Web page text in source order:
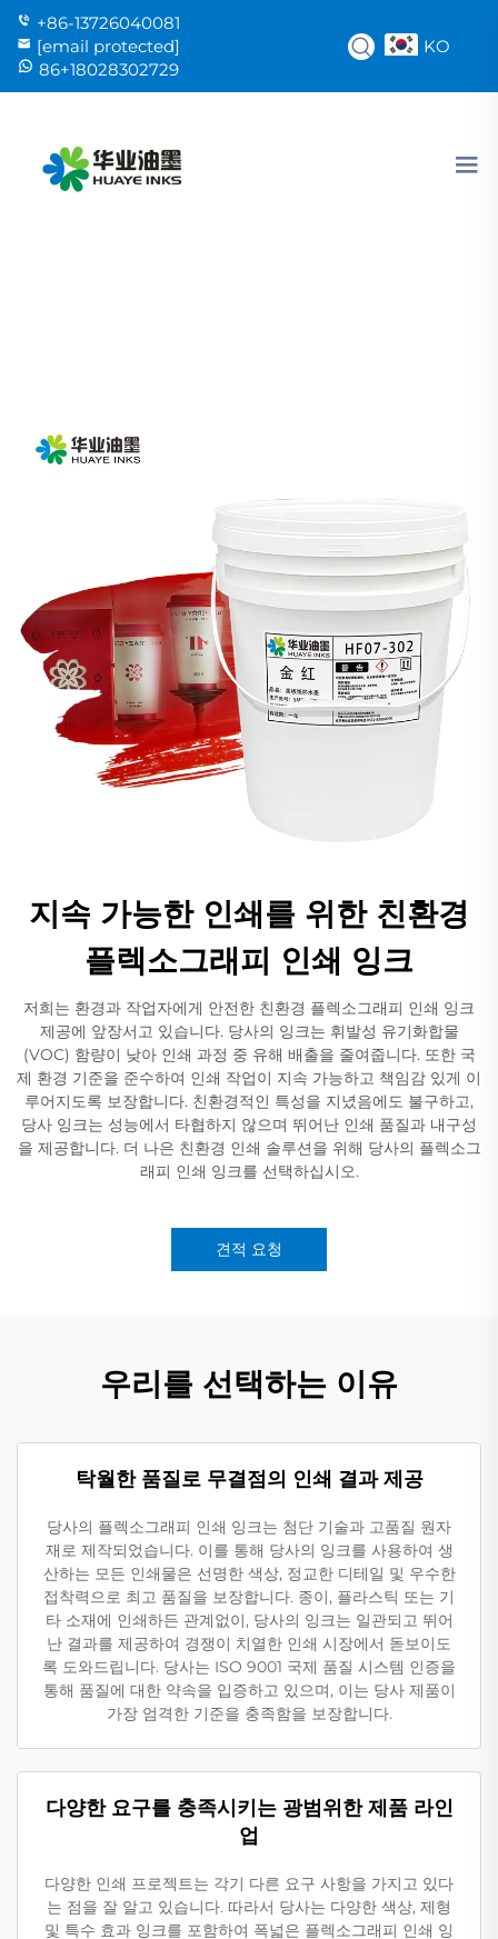
+86-13726040081
[email protected]
86+18028302729
KO
지속 가능한 인쇄를 위한 친환경
플렉소그래피 인쇄 잉크
저희는 환경과 작업자에게 안전한 친환경 플렉소그래피 인쇄 잉크
제공에 앞장서고 있습니다. 당사의 잉크는 휘발성 유기화합물
(VOC) 함량이 낮아 인쇄 과정 중 유해 배출을 줄여줍니다. 또한 국
제 환경 기준을 준수하여 인쇄 작업이 지속 가능하고 책임감 있게 이
루어지도록 보장합니다. 친환경적인 특성을 지녔음에도 불구하고,
당사 잉크는 성능에서 타협하지 않으며 뛰어난 인쇄 품질과 내구성
을 제공합니다. 더 나은 친환경 인쇄 솔루션을 위해 당사의 플렉소그
래피 인쇄 잉크를 선택하십시오.
견적 요청
우리를 선택하는 이유
탁월한 품질로 무결점의 인쇄 결과 제공
당사의 플렉소그래피 인쇄 잉크는 첨단 기술과 고품질 원자
재로 제작되었습니다. 이를 통해 당사의 잉크를 사용하여 생
산하는 모든 인쇄물은 선명한 색상, 정교한 디테일 및 우수한
접착력으로 최고 품질을 보장합니다. 종이, 플라스틱 또는 기
타 소재에 인쇄하든 관계없이, 당사의 잉크는 일관되고 뛰어
난 결과를 제공하여 경쟁이 치열한 인쇄 시장에서 돋보이도
록 도와드립니다. 당사는 ISO 9001 국제 품질 시스템 인증을
통해 품질에 대한 약속을 입증하고 있으며, 이는 당사 제품이
가장 엄격한 기준을 충족함을 보장합니다.
다양한 요구를 충족시키는 광범위한 제품 라인
업
다양한 인쇄 프로젝트는 각기 다른 요구 사항을 가지고 있다
는 점을 잘 알고 있습니다. 따라서 당사는 다양한 색상, 제형
및 특수 효과 잉크를 포함하여 폭넓은 플렉소그래피 인쇄 잉